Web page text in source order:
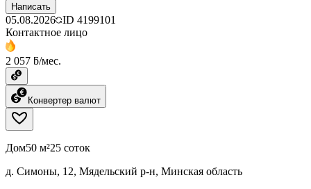
Написать
05.08.2026 ID 4199101
Контактное лицо
2 057 ƃ/мес.
Конвертер валют
Дом50 м²25 соток
д. Симоны, 12, Мядельский р-н, Минская область